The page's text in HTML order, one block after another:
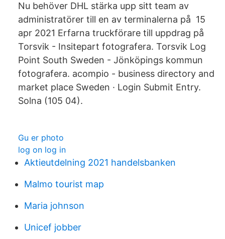
Nu behöver DHL stärka upp sitt team av
administratörer till en av terminalerna på 15
apr 2021 Erfarna truckförare till uppdrag på
Torsvik - Insitepart fotografera. Torsvik Log
Point South Sweden - Jönköpings kommun
fotografera. acompio - business directory and
market place Sweden · Login Submit Entry.
Solna (105 04).
Gu er photo
log on log in
Aktieutdelning 2021 handelsbanken
Malmo tourist map
Maria johnson
Unicef jobber